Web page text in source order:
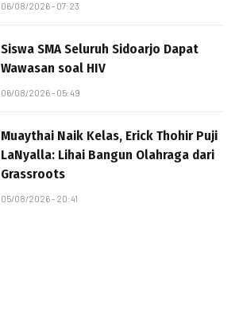
06/08/2026 - 07:23
Siswa SMA Seluruh Sidoarjo Dapat
Wawasan soal HIV
06/08/2026 - 05:49
Muaythai Naik Kelas, Erick Thohir Puji
LaNyalla: Lihai Bangun Olahraga dari
Grassroots
05/08/2026 - 20:41